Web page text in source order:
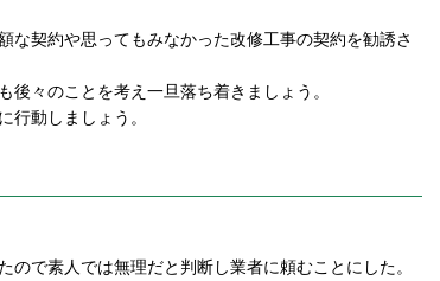
契約や思ってもみなかった改修工事の契約を勧誘さ
々のことを考え一旦落ち着きましょう。
行動しましょう。
で素人では無理だと判断し業者に頼むことにした。